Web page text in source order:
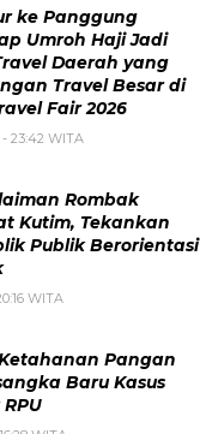
ke Panggung
Umroh Haji Jadi
Daerah yang
Travel Besar di
Fair 2026
23:42 WITA
Rombak
Kutim, Tekankan
Publik Berorientasi
WITA
Pangan
Baru Kasus